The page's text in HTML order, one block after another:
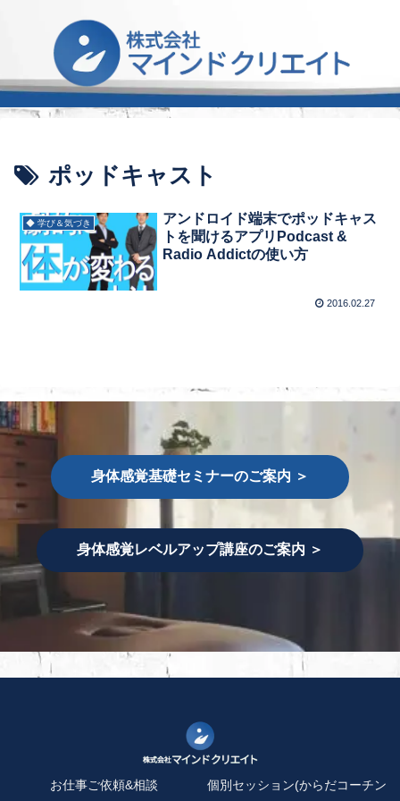
ポッドキャスト
◆ 学び＆気づき
アンドロイド端末でポッドキャス
トを聞けるアプリPodcast &
Radio Addictの使い方
2016.02.27
身体感覚基礎セミナーのご案内 ＞
身体感覚レベルアップ講座のご案内 ＞
お仕事ご依頼&相談
個別セッション(からだコーチン